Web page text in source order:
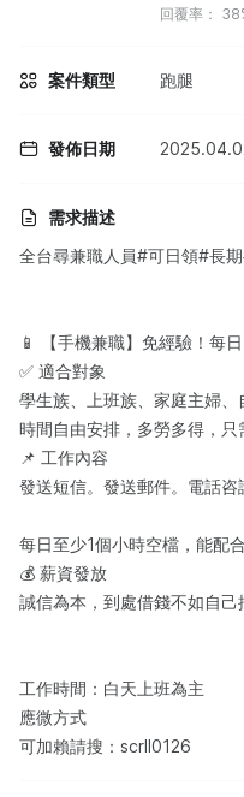
回覆率：
案件類型 跑腿
發佈日期
需求描述
全台尋兼職人員#可日領#長
📱 ‌【手機兼職】免經驗！每
✅ ‌適合對象‌
學生族、上班族、家庭主婦、
時間自由安排，多勞多得，只
📌 ‌工作內容‌
發送短信。發送郵件。電話咨
每日至少1個小時空檔，能配
💰 ‌薪資發放‌
誠信為本，到處借錢不如自己
工作時間：白天上班為主
應微方式
可加賴請搜：scrll0126